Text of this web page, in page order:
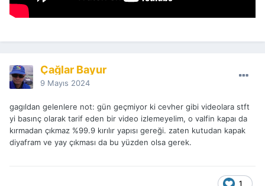
Çağlar Bayur
9 Mayıs 2024
gagıldan gelenlere not: gün geçmiyor ki cevher gibi videolara stft
yi basınç olarak tarif eden bir video izlemeyelim, o valfin kapaı da
kırmadan çıkmaz %99.9 kırılır yapısı gereği. zaten kutudan kapak
diyafram ve yay çıkması da bu yüzden olsa gerek.
1